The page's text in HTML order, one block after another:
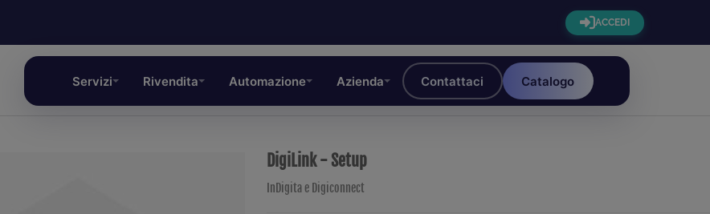
ACCEDI
Servizi Rivendita Automazione Azienda Contattaci Catalogo
DigiLink - Setup
InDigita e Digiconnect